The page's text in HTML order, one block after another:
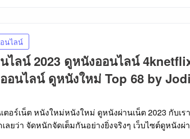
นไลน์
ไลน์ 2023 ดูหนังออนไลน์
อนไลน์ ดูหนังใหม่ Top 68 by
ตอร์เน็ต หนังใหม่หนังใหม่ ดูหนังผ่านเน็ต 2023 กับเ
ลยว่า จัดหนักจัดเต็มกันอย่างยิ่งจริงๆ เว็บไซต์ดูหนัง